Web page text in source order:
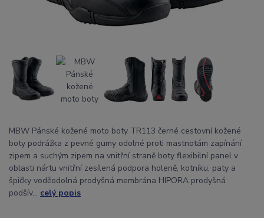
MBW Pánské kožené moto boty TR113 černé cestovní kožené
boty podrážka z pevné gumy odolné proti mastnotám zapínání
zipem a suchým zipem na vnitřní straně boty flexibilní panel v
oblasti nártu vnitřní zesílená podpora holeně, kotníku, paty a
špičky voděodolná prodyšná membrána HIPORA prodyšná
podšív... celý popis